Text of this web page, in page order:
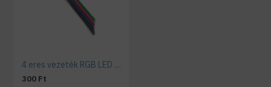
4 eres vezeték RGB LED szalagokhoz
300 Ft